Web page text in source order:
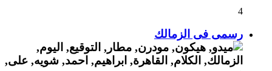
4
رسمى فى الزمالك